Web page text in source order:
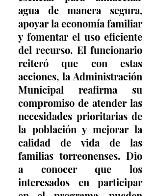
agua de manera segura,
apoyar la economía familiar
y fomentar el uso eficiente
del recurso. El funcionario
reiteró que con estas
acciones, la Administración
Municipal reafirma su
compromiso de atender las
necesidades prioritarias de
la población y mejorar la
calidad de vida de las
familias torreonenses. Dio
a conocer que los
interesados en participar